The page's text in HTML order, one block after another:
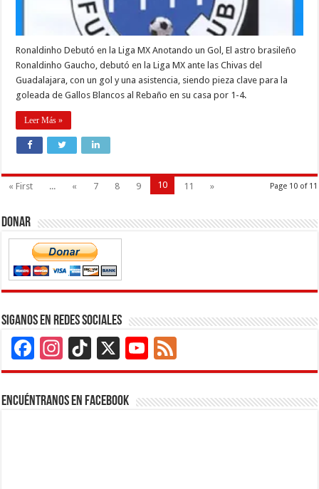
Ronaldinho Debutó en la Liga MX Anotando un Gol, El astro brasileño
Ronaldinho Gaucho, debutó en la Liga MX ante las Chivas del
Guadalajara, con un gol y una asistencia, siendo pieza clave para la
goleada de Gallos Blancos al Rebaño en su casa por 1-4.
Leer Más »
Page 10 of 11
« First ... « 7 8 9 10 11 »
Donar
Siganos en Redes Sociales
Facebook
Instagram
TikTok
X
YouTube
Channel
Encuéntranos en Facebook